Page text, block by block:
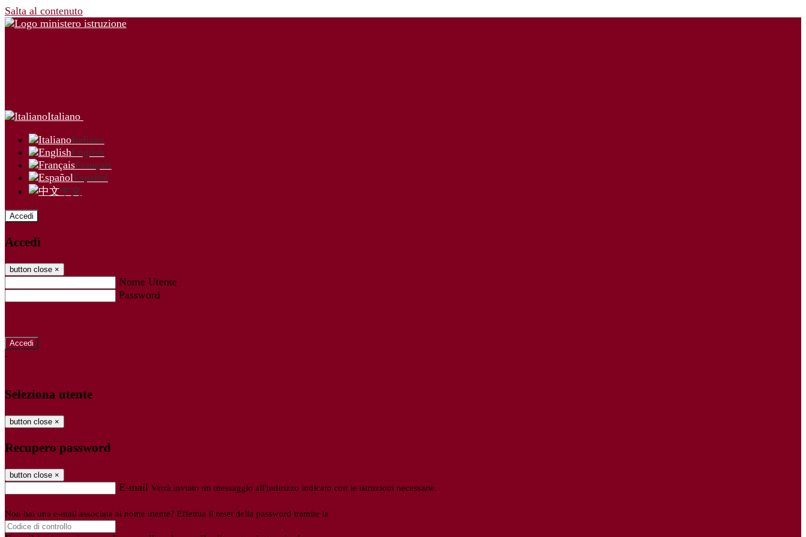
Salta al contenuto
Italiano
Italiano
English
Français
Español
中文
Accedi
Accedi
button close ×
Nome Utente
Password
-
Seleziona utente
button close ×
Recupero password
button close ×
E-mail Verrà inviato un messaggio all'indirizzo indicato con le istruzioni necessarie.
Non hai una e-mail associata al nome utente? Effettua il reset della password tramite la